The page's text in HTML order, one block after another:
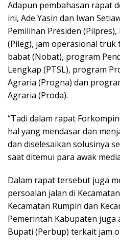
Adapun pembahasan rapat
ini, Ade Yasin dan Iwan
Pemilihan Presiden
(Pileg), jam operasional
babat (Nobat), program
Lengkap (PTSL), program
Agraria (Progna) dan
Agraria (Proda).
“Tadi dalam rapat
hal yang mendasar dan
dan diselesaikan solusinya
saat ditemui para awak
Dalam rapat tersebut juga
persoalan jalan di
Kecamatan Rumpin dan
Pemerintah Kabupaten
Bupati (Perbup) terkait jam